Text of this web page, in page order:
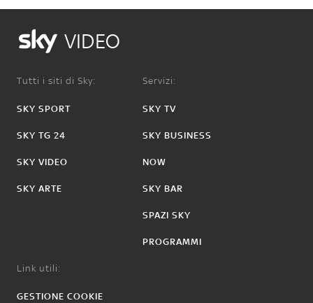
VIDEO
Tutti i siti di Sky:
SKY SPORT
SKY TG 24
SKY VIDEO
SKY ARTE
Servizi:
SKY TV
SKY BUSINESS
NOW
SKY BAR
SPAZI SKY
PROGRAMMI
Link utili:
GESTIONE COOKIE